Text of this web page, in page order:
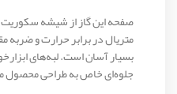
صفحه این گاز از شیشه
متریال در برابر حرارت و ضربه
بسیار آسان است. لبه‌های
جلوه‌ای خاص به طراحی محصول